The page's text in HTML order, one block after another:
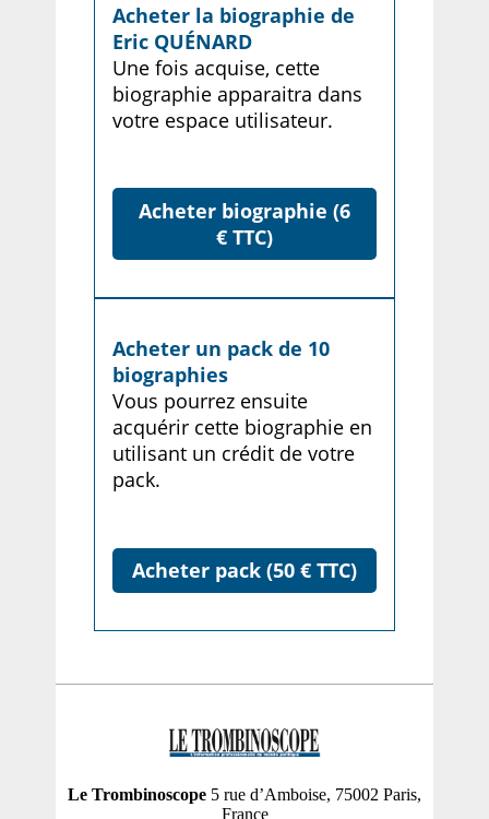
Acheter la biographie de
Eric QUÉNARD
Une fois acquise, cette
biographie apparaitra dans
votre espace utilisateur.
Acheter biographie (6
€ TTC)
Acheter un pack de 10
biographies
Vous pourrez ensuite
acquérir cette biographie en
utilisant un crédit de votre
pack.
Acheter pack (50 € TTC)
Le Trombinoscope 5 rue d’Amboise, 75002 Paris,
France